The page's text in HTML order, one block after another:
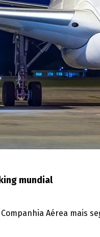
mundial
Aérea mais